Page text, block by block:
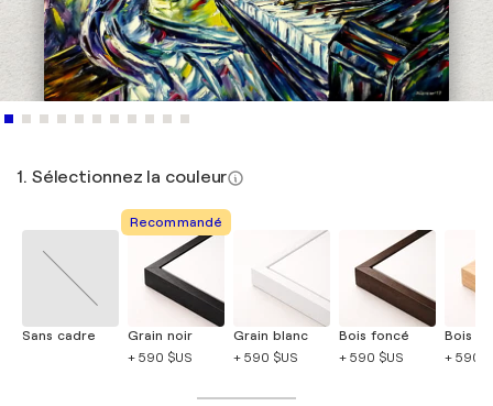
1. Sélectionnez la couleur
Sans cadre
Recommandé
Grain noir
+ 590 $US
Grain blanc
+ 590 $US
Bois foncé
+ 590 $US
Bois
+ 590